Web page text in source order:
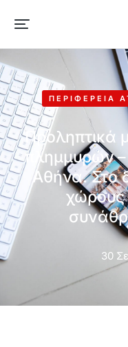
ΠΕΡΙΦΈΡΕΙΑ
Προληπτικά
πλημμυρών –
Αθήνα. Στο
χώρους
30